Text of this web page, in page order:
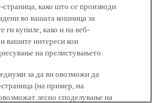
како што се производи
во вашата кошница за
ги купиле, како и на веб-
вашите интереси кои
на прелистувањето.
за да ви овозможи да
(на пример, на
лесно споделување на